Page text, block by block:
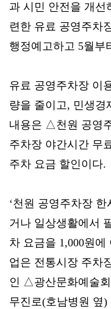
과 시민 안전을 개선
련한 유료 공영주차
행정예고하고 5월부
유료 공영주차장 이
량을 줄이고, 민생경
내용은 △천원 공영
주차장 야간시간 무
주차 요금 할인이다.
‘천원 공영주차장
거나 일상생활에서
차 요금을 1,000원
업은 전통시장 주차
인 △광산문화예술
무진로(호남병원